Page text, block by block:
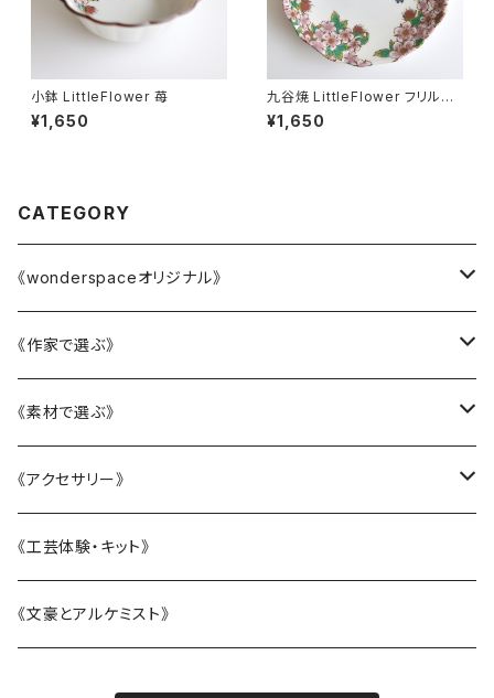
小鉢 LittleFlower 苺
¥1,650
九谷焼 LittleFlower フリル
皿 苺
¥1,650
CATEGORY
《wonderspaceオリジナル》
かニャんざわ豆皿
LittleFlower
水引アクセサリー
KANAZAWAシリーズ
BOTANIC ISHIKAWA -ボタニックイシカワ-
《作家で選ぶ》
大西雄三郎
織田恵美
河村澄香
川崎知美
《素材で選ぶ》
陶磁器
ガラス
漆
《アクセサリー》
リング
ピアス・イヤリング
《工芸体験・キット》
《文豪とアルケミスト》